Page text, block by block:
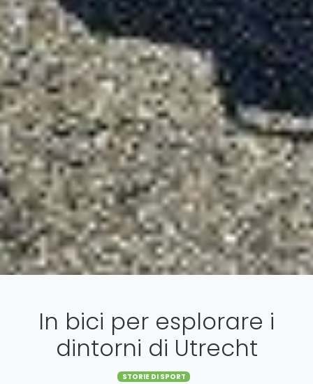
In bici per esplorare i
dintorni di Utrecht
Categories
STORIE DI SPORT